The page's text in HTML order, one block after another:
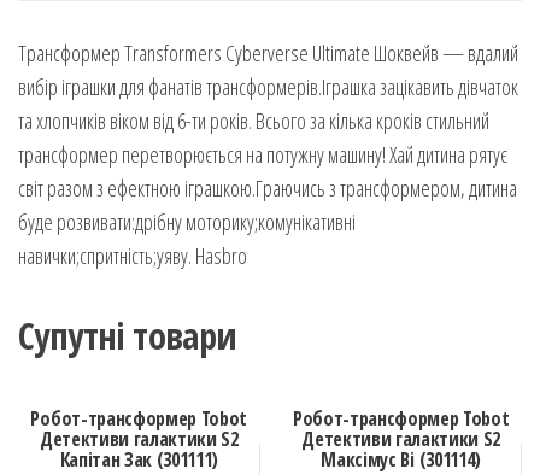
Трансформер Transformers Cyberverse Ultimate Шоквейв — вдалий
вибір іграшки для фанатів трансформерів.Іграшка зацікавить дівчаток
та хлопчиків віком від 6-ти років. Всього за кілька кроків стильний
трансформер перетворюється на потужну машину! Хай дитина рятує
світ разом з ефектною іграшкою.Граючись з трансформером, дитина
буде розвивати:дрібну моторику;комунікативні
навички;спритність;уяву. Hasbro
Супутні товари
Робот-трансформер Tobot
Детективи галактики S2
Капітан Зак (301111)
Робот-трансформер Tobot
Детективи галактики S2
Максімус Ві (301114)